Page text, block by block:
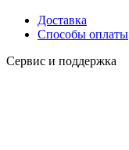
Доставка
Способы оплаты
Сервис и поддержка